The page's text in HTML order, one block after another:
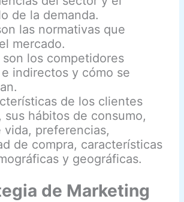
de la demanda.
las normativas que
mercado.
son los competidores
indirectos y cómo se
de los clientes
sus hábitos de consumo,
vida, preferencias,
de compra, características
y geográficas.
de Marketing